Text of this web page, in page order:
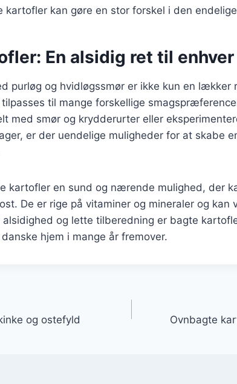
kan gøre en stor forskel i den
En alsidig ret til
purløg og hvidløgssmør er ikke kun en lækker
til mange forskellige
med smør og krydderurter eller
er der uendelige muligheder for at skabe
kartofler en sund og nærende mulighed, der
De er rige på vitaminer og mineraler og
alsidighed og lette tilberedning er bagte
hjem i mange år fremover.
og ostefyld Ovnbagte